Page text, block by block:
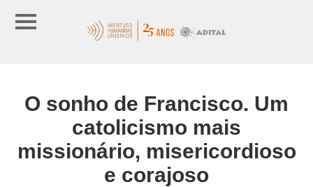
O sonho de Francisco. Um
catolicismo mais
missionário, misericordioso
e corajoso